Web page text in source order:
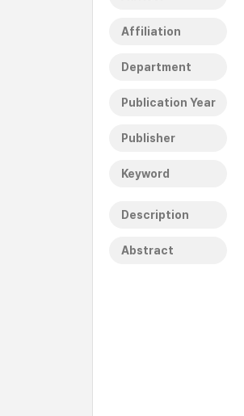
Affiliation
Department
Publication Year
Publisher
Keyword
Description
Abstract